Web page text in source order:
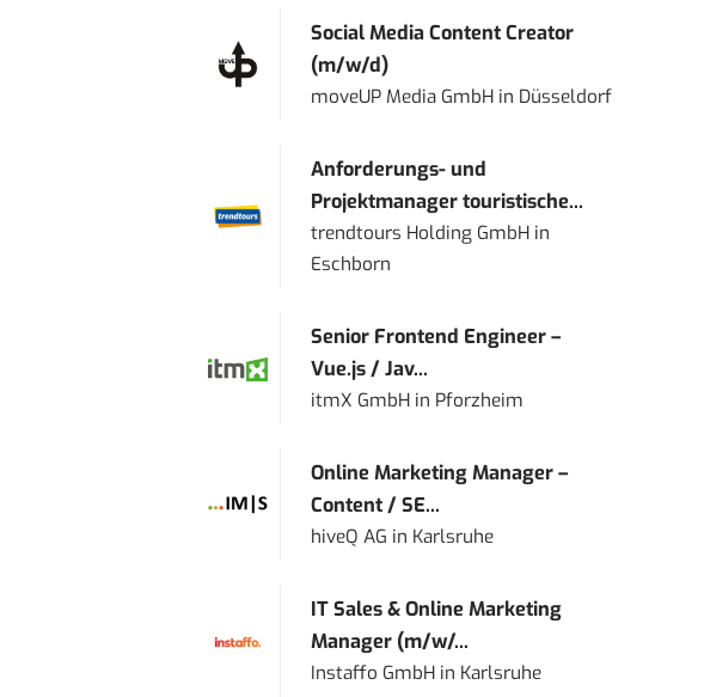
Social Media Content Creator
(m/w/d)
moveUP Media GmbH in Düsseldorf
Anforderungs- und
Projektmanager touristische...
trendtours Holding GmbH in
Eschborn
Senior Frontend Engineer –
Vue.js / Jav...
itmX GmbH in Pforzheim
Online Marketing Manager –
Content / SE...
hiveQ AG in Karlsruhe
IT Sales & Online Marketing
Manager (m/w/...
Instaffo GmbH in Karlsruhe